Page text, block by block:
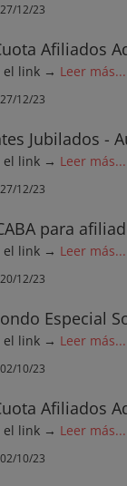
27/12/23
Afiliados
el link → Leer más...
27/12/23
Jubilados -
el link → Leer más...
27/12/23
para
el link → Leer más...
20/12/23
Especial
el link → Leer más...
02/10/23
Afiliados
el link → Leer más...
02/10/23